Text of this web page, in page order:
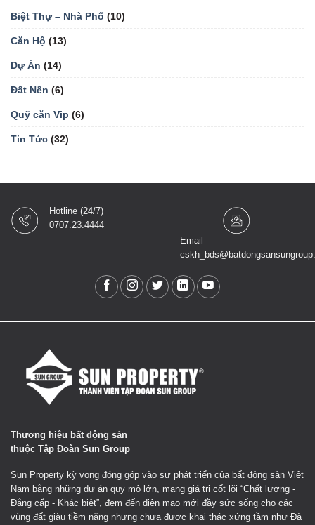
Biệt Thự – Nhà Phố (10)
Căn Hộ (13)
Dự Án (14)
Đất Nền (6)
Quỹ căn Vip (6)
Tin Tức (32)
Hotline (24/7)
0707.23.4444
Email
Thương hiệu bất động sản
thuộc Tập Đoàn Sun Group
Sun Property kỳ vọng đóng góp vào sự phát triển của bất động sản Việt
Nam bằng những dự án quy mô lớn, mang giá trị cốt lõi “Chất lượng -
Đẳng cấp - Khác biệt”, đem đến diện mạo mới đầy sức sống cho các
vùng đất giàu tiềm năng nhưng chưa được khai thác xứng tầm như Đà